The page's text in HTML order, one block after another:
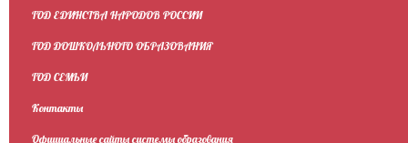
ГОД ЕДИНСТВА НАРОДОВ РОССИИ
ГОД ДОШКОЛЬНОГО ОБРАЗОВАНИЯ
ГОД СЕМЬИ
Контакты
Официальные сайты системы образования